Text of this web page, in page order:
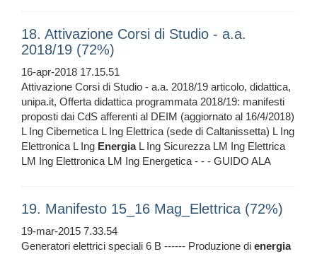
18. Attivazione Corsi di Studio - a.a.
2018/19 (72%)
16-apr-2018 17.15.51
Attivazione Corsi di Studio - a.a. 2018/19 articolo, didattica,
unipa.it, Offerta didattica programmata 2018/19: manifesti
proposti dai CdS afferenti al DEIM (aggiornato al 16/4/2018)
L Ing Cibernetica L Ing Elettrica (sede di Caltanissetta) L Ing
Elettronica L Ing EnergiaL Ing Sicurezza LM Ing Elettrica
LM Ing Elettronica LM Ing Energetica - - - GUIDO ALA
19. Manifesto 15_16 Mag_Elettrica (72%)
19-mar-2015 7.33.54
Generatori elettrici speciali 6 B ------ Produzione di energia